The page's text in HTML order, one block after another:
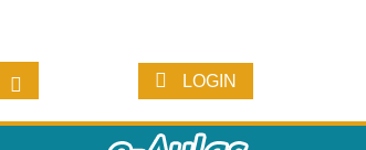
LOGIN